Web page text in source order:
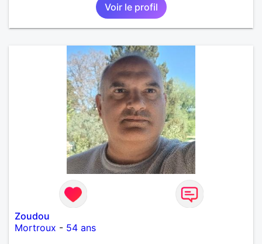
Voir le profil
Zoudou
Mortroux - 54 ans